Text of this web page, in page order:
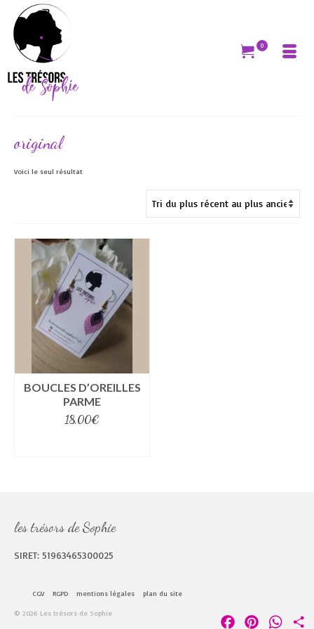
0
original
Voici le seul résultat
BOUCLES D’OREILLES
PARME
18,00€
les trésors de Sophie
SIRET: 51963465300025
CGV RGPD mentions légales plan du site
© 2026 Les trésors de Sophie FacebookPinterest